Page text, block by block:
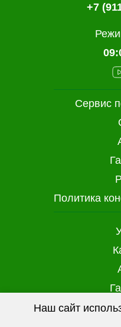
Наш сайт
Сервис
Политика
+7